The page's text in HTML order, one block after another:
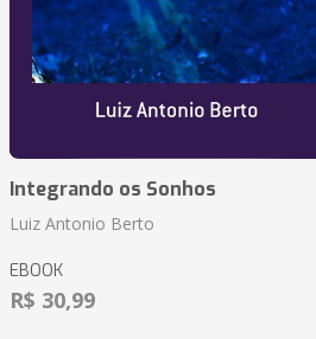
Integrando os Sonhos
Luiz Antonio Berto
EBOOK
R$ 30,99